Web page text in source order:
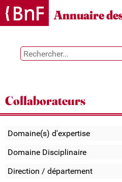
Gestion des cookies
Annuaire
Collaborateurs
Domaine(s) d'expertise
Domaine Disciplinaire
Direction / département